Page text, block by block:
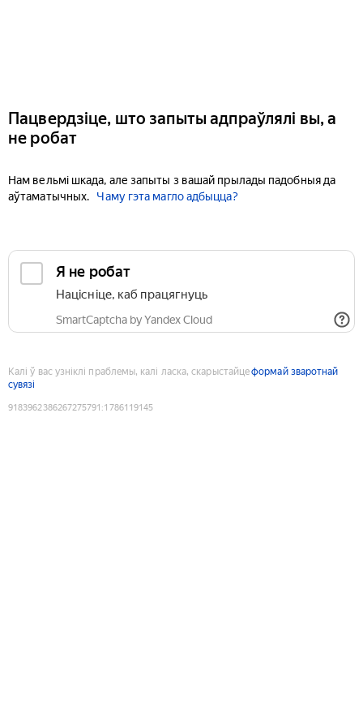
Пацвердзіце, што запыты адпраўлялі вы, а
не робат
Нам вельмі шкада, але запыты з вашай прылады падобныя да
аўтаматычных.
Чаму гэта магло адбыцца?
Я не робат
Націсніце, каб працягнуць
SmartCaptcha by Yandex Cloud
Калі ў вас узніклі праблемы, калі ласка, скарыстайцеформай зваротнай
сувязі
9183962386267275791 :1786119145